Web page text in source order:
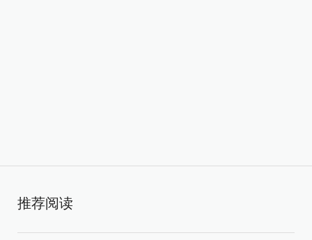
推荐阅读